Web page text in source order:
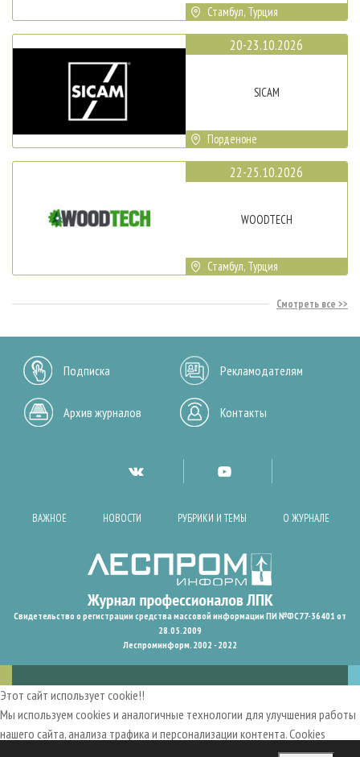
Стамбул, Турция
20-23.10.2026
SICAM
Порденоне
22-25.10.2026
WOODTECH
Стамбул, Турция
Смотреть все
Подписка Рекламодателям
Архив журналов Контакты
ВАЖНОЕ НОВОСТИ РУБРИКИ И ТЕМЫ О ЖУРНАЛЕ
Свидетельство о регистрации средства массовой информации ПИ №ФС77-36401 от
28.05.2009
Леспроминформ. 2002 - 2022
Этот сайт использует cookie!!
Мы используем cookies и аналогичные технологии для улучшения работы
нашего сайта, анализа трафика и персонализации контента. Cookies